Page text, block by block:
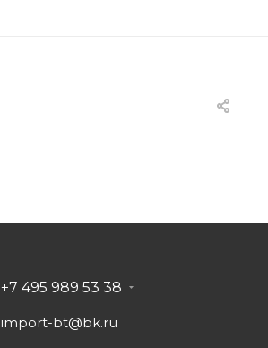
+7 495 989 53 38
import-bt@bk.ru